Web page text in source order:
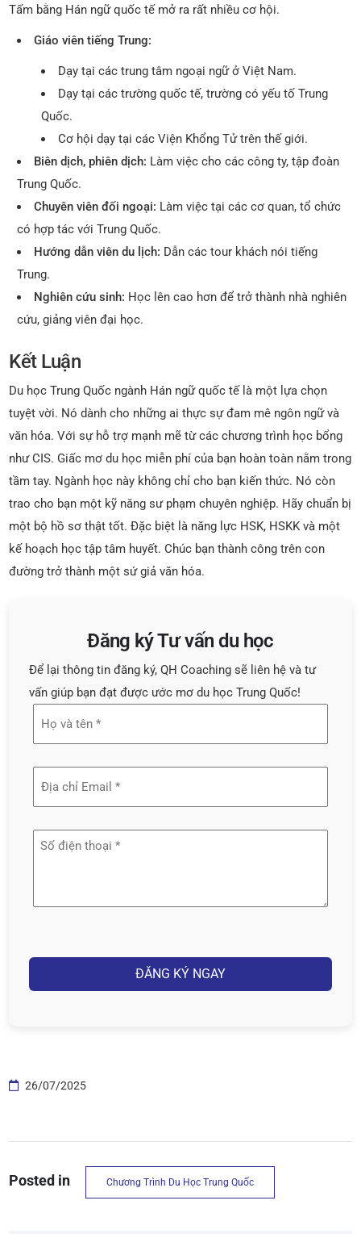
Tấm bằng Hán ngữ quốc tế mở ra rất nhiều cơ hội.
Giáo viên tiếng Trung:
Dạy tại các trung tâm ngoại ngữ ở Việt Nam.
Dạy tại các trường quốc tế, trường có yếu tố Trung
Quốc.
Cơ hội dạy tại các Viện Khổng Tử trên thế giới.
Biên dịch, phiên dịch: Làm việc cho các công ty, tập đoàn
Trung Quốc.
Chuyên viên đối ngoại: Làm việc tại các cơ quan, tổ chức
có hợp tác với Trung Quốc.
Hướng dẫn viên du lịch: Dẫn các tour khách nói tiếng
Trung.
Nghiên cứu sinh: Học lên cao hơn để trở thành nhà nghiên
cứu, giảng viên đại học.
Kết Luận
Du học Trung Quốc ngành Hán ngữ quốc tế là một lựa chọn
tuyệt vời. Nó dành cho những ai thực sự đam mê ngôn ngữ và
văn hóa. Với sự hỗ trợ mạnh mẽ từ các chương trình học bổng
như CIS. Giấc mơ du học miễn phí của bạn hoàn toàn nằm trong
tầm tay. Ngành học này không chỉ cho bạn kiến thức. Nó còn
trao cho bạn một kỹ năng sư phạm chuyên nghiệp. Hãy chuẩn bị
một bộ hồ sơ thật tốt. Đặc biệt là năng lực HSK, HSKK và một
kế hoạch học tập tâm huyết. Chúc bạn thành công trên con
đường trở thành một sứ giả văn hóa.
Đăng ký Tư vấn du học
Để lại thông tin đăng ký, QH Coaching sẽ liên hệ và tư
vấn giúp bạn đạt được ước mơ du học Trung Quốc!
tên
(Required)
email
(Required)
Số
26/07/2025
Posted in Chương Trình Du Học Trung Quốc